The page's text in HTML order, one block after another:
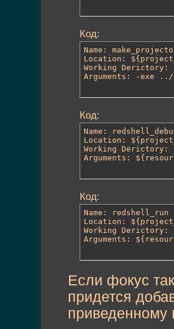
Код:
Name:
Location:
Working
Arguments: -exe
Код:
Name:
Location:
Working
Arguments:
Код:
Name: redshell_run
Location:
Working
Arguments:
Если фокус
придется